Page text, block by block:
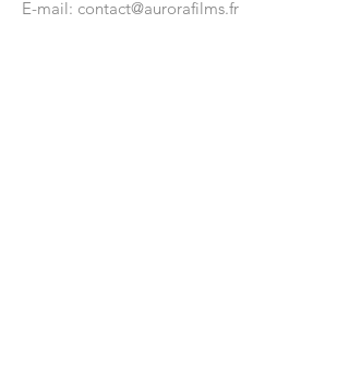
E-mail: contact@aurorafilms.fr